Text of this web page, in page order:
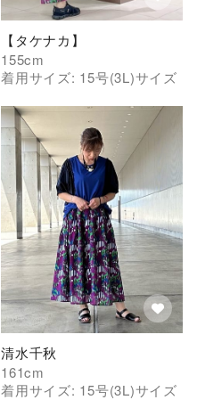
【タケナカ】
155cm
着用サイズ: 15号(3L)サイズ
清水千秋
161cm
着用サイズ: 15号(3L)サイズ